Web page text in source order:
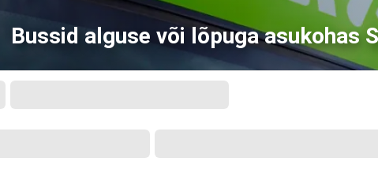
Bussid alguse või lõpuga asukohas